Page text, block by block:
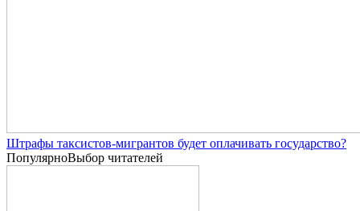
Штрафы таксистов-мигрантов будет оплачивать государство?
ПопулярноВыбор читателей